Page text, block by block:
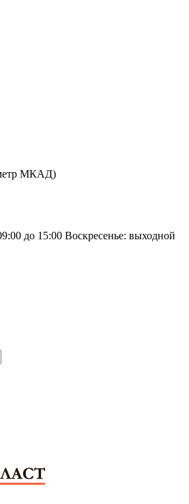
МКАД)
до 15:00 Воскресенье: выходной